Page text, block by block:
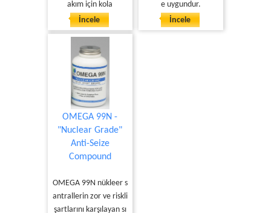
akım için kola
İncele
e uygundur.
İncele
OMEGA 99N -
"Nuclear Grade"
Anti-Seize
Compound
OMEGA 99N nükleer s
antrallerin zor ve riskli
şartlarını karşılayan sı